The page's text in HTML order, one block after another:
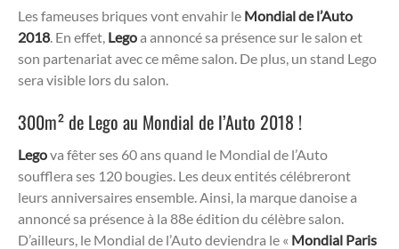
Les fameuses briques vont envahir le Mondial de l’Auto
2018. En effet, Legoa annoncé sa présence sur le salon et
son partenariat avec ce même salon. De plus, un stand Lego
sera visible lors du salon.
300m² de Lego au Mondial de l’Auto 2018 !
Legova fêter ses 60 ans quand le Mondial de l’Auto
soufflera ses 120 bougies. Les deux entités célébreront
leurs anniversaires ensemble. Ainsi, la marque danoise a
annoncé sa présence à la 88e édition du célèbre salon.
D’ailleurs, le Mondial de l’Auto deviendra le « Mondial Paris